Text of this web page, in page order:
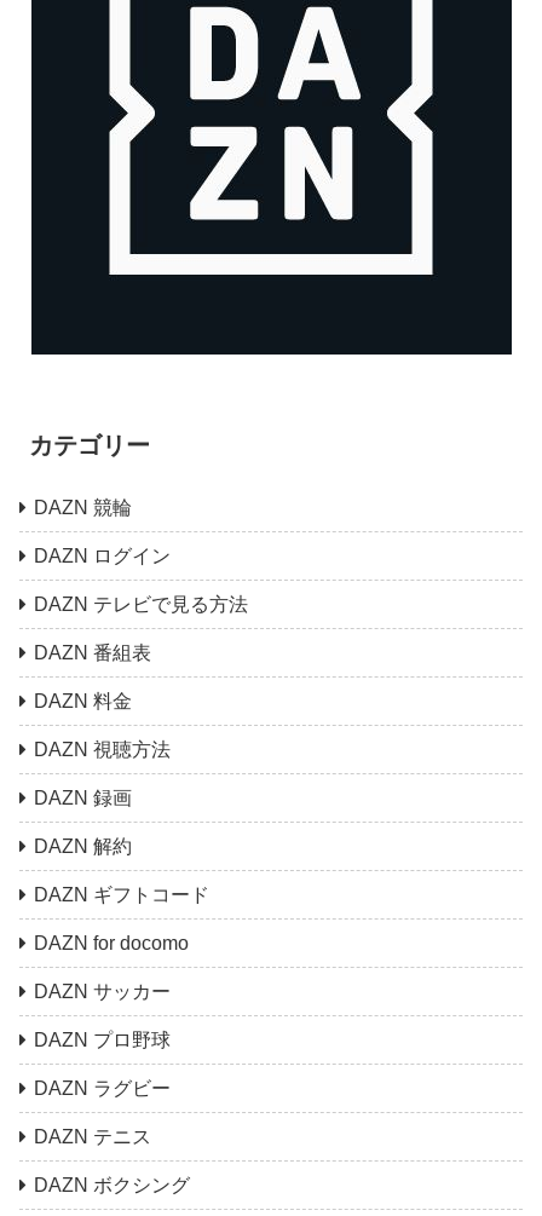
カテゴリー
DAZN 競輪
DAZN ログイン
DAZN テレビで見る方法
DAZN 番組表
DAZN 料金
DAZN 視聴方法
DAZN 録画
DAZN 解約
DAZN ギフトコード
DAZN for docomo
DAZN サッカー
DAZN プロ野球
DAZN ラグビー
DAZN テニス
DAZN ボクシング